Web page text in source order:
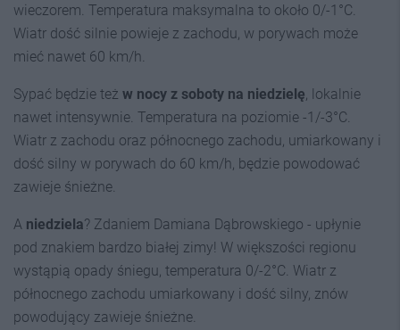
wieczorem. Temperatura maksymalna to około 0/-1°C.
Wiatr dość silnie powieje z zachodu, w porywach może
mieć nawet 60 km/h.
Sypać będzie też w nocy z soboty na niedzielę , lokalnie
nawet intensywnie. Temperatura na poziomie -1/-3°C.
Wiatr z zachodu oraz północnego zachodu, umiarkowany i
dość silny w porywach do 60 km/h, będzie powodować
zawieje śnieżne.
A niedziela? Zdaniem Damiana Dąbrowskiego - upłynie
pod znakiem bardzo białej zimy! W większości regionu
wystąpią opady śniegu, temperatura 0/-2°C. Wiatr z
północnego zachodu umiarkowany i dość silny, znów
powodujący zawieje śnieżne.